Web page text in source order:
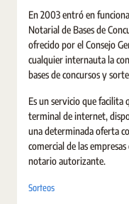
En 2003 entró en
Notarial de Bases de
ofrecido por el Consejo
cualquier internauta la
bases de concursos y
Es un servicio que facilita
terminal de internet,
una determinada oferta
comercial de las
notario autorizante.
Sorteos